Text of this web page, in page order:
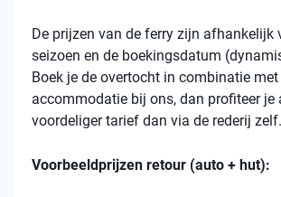
De prijzen van de ferry zijn afhankelijk
seizoen en de boekingsdatum
Boek je de overtocht in combinatie met
accommodatie bij ons, dan profiteer je
voordeliger tarief dan via de rederij zelf.
Voorbeeldprijzen retour (auto + hut):